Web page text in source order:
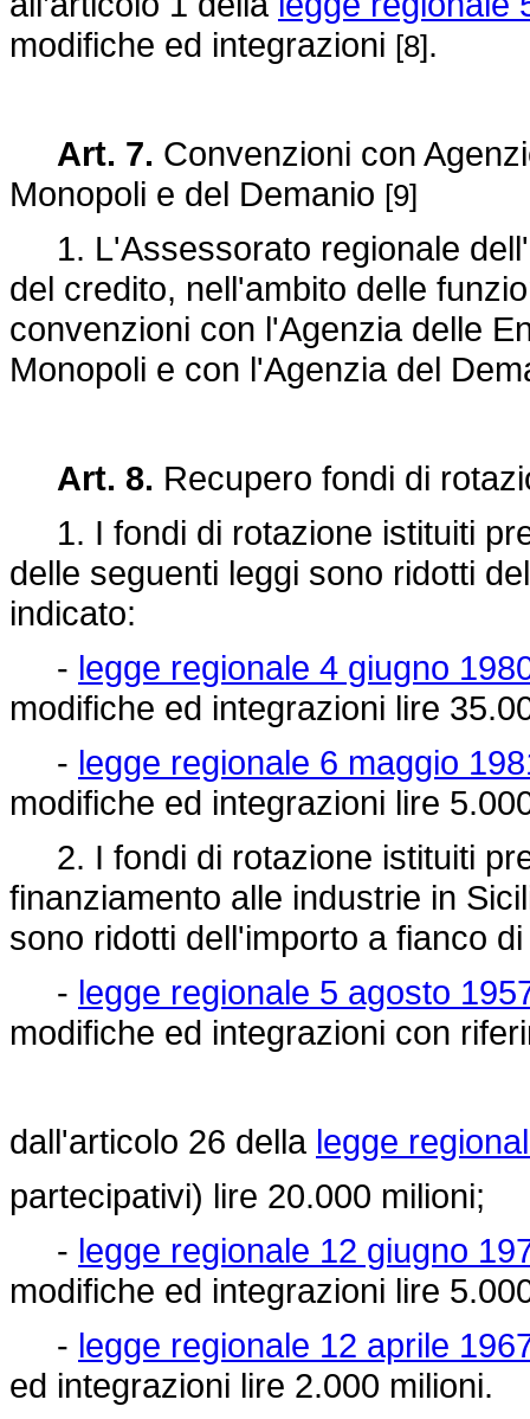
modifiche ed integrazioni [8].
Art. 7. Convenzioni con
Monopoli e del Demanio [9]
1. L'Assessorato regionale
del credito, nell'ambito delle
convenzioni con l'Agenzia delle
Monopoli e con l'Agenzia del
Art. 8. Recupero fondi di
1. I fondi di rotazione istituiti
delle seguenti leggi sono ridotti
indicato:
- legge regionale 4 giugno
modifiche ed integrazioni lire
- legge regionale 6 maggio
modifiche ed integrazioni lire
2. I fondi di rotazione istituiti
finanziamento alle industrie in
sono ridotti dell'importo a fianco
- legge regionale 5 agosto
modifiche ed integrazioni con
dall'articolo 26 della legge
partecipativi) lire 20.000 milioni;
- legge regionale 12 giugno
modifiche ed integrazioni lire
- legge regionale 12 aprile
ed integrazioni lire 2.000 milioni.